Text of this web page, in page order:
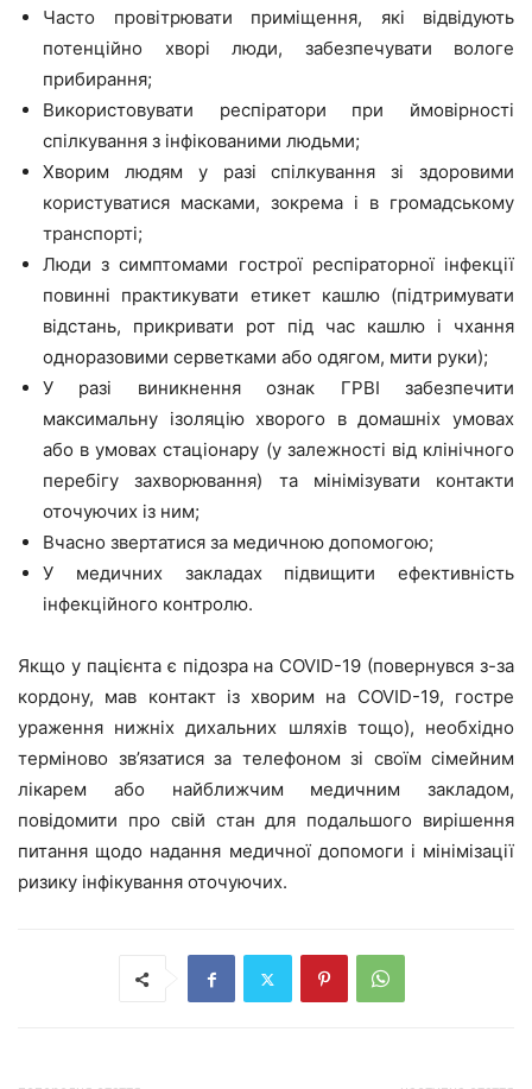
Часто провітрювати приміщення, які відвідують
потенційно хворі люди, забезпечувати вологе
прибирання;
Використовувати респіратори при ймовірності
спілкування з інфікованими людьми;
Хворим людям у разі спілкування зі здоровими
користуватися масками, зокрема і в громадському
транспорті;
Люди з симптомами гострої респіраторної інфекції
повинні практикувати етикет кашлю (підтримувати
відстань, прикривати рот під час кашлю і чхання
одноразовими серветками або одягом, мити руки);
У разі виникнення ознак ГРВІ забезпечити
максимальну ізоляцію хворого в домашніх умовах
або в умовах стаціонару (у залежності від клінічного
перебігу захворювання) та мінімізувати контакти
оточуючих із ним;
Вчасно звертатися за медичною допомогою;
У медичних закладах підвищити ефективність
інфекційного контролю.
Якщо у пацієнта є підозра на COVID-19 (повернувся з-за
кордону, мав контакт із хворим на COVID-19, гостре
ураження нижніх дихальних шляхів тощо), необхідно
терміново зв’язатися за телефоном зі своїм сімейним
лікарем або найближчим медичним закладом,
повідомити про свій стан для подальшого вирішення
питання щодо надання медичної допомоги і мінімізації
ризику інфікування оточуючих.